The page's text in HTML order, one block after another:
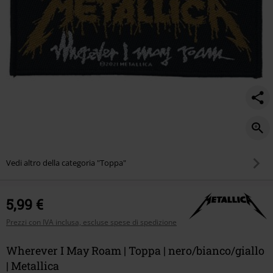
Vedi altro della categoria "Toppa"
5,99 €
Prezzi con IVA inclusa, escluse spese di spedizione
Wherever I May Roam | Toppa | nero/bianco/giallo
| Metallica